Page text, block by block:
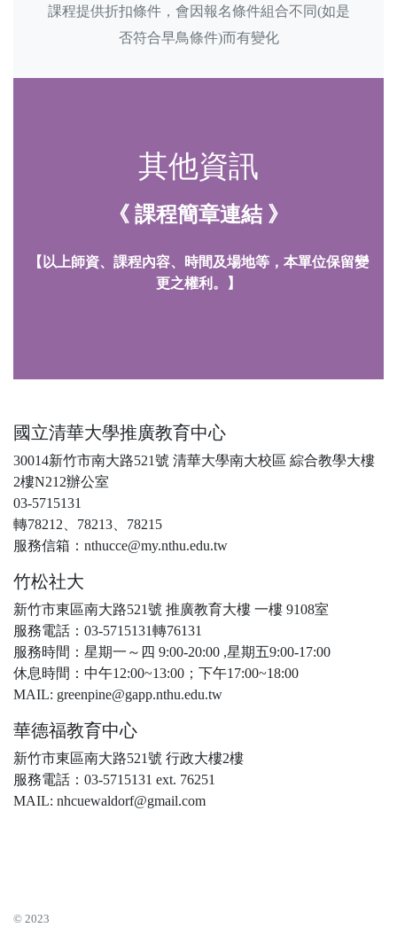
課程提供折扣條件，會因報名條件組合不同(如是
否符合早鳥條件)而有變化
其他資訊
《 課程簡章連結 》
【以上師資、課程內容、時間及場地等，本單位保留變
更之權利。】
國立清華大學推廣教育中心
30014新竹市南大路521號 清華大學南大校區 綜合教學大樓
2樓N212辦公室
03-5715131
轉78212、78213、78215
服務信箱：nthucce@my.nthu.edu.tw
竹松社大
新竹市東區南大路521號 推廣教育大樓 一樓 9108室
服務電話：03-5715131轉76131
服務時間：星期一～四 9:00-20:00 ,星期五9:00-17:00
休息時間：中午12:00~13:00；下午17:00~18:00
MAIL: greenpine@gapp.nthu.edu.tw
華德福教育中心
新竹市東區南大路521號 行政大樓2樓
服務電話：03-5715131 ext. 76251
MAIL: nhcuewaldorf@gmail.com
© 2023